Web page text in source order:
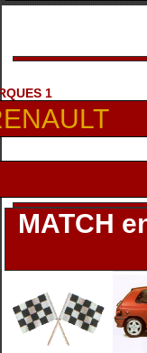
1
MATCH